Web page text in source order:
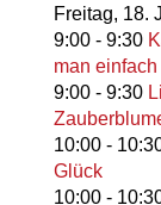
Freitag, 18.
9:00- 9:30
man
9:00- 9:30
10:00-
Glück
10:00-